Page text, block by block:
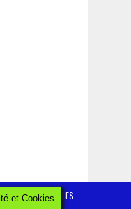
MENTIONS LÉGALES
et Cookies